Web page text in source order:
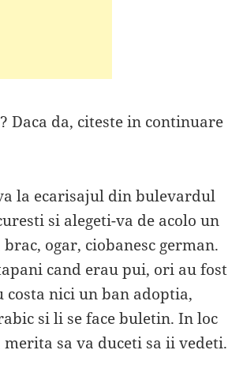
Daca da, citeste in continuare
la ecarisajul din bulevardul
si alegeti-va de acolo un
ogar, ciobanesc german.
cand erau pui, ori au fost
nici un ban adoptia,
si li se face buletin. In loc
sa va duceti sa ii vedeti.